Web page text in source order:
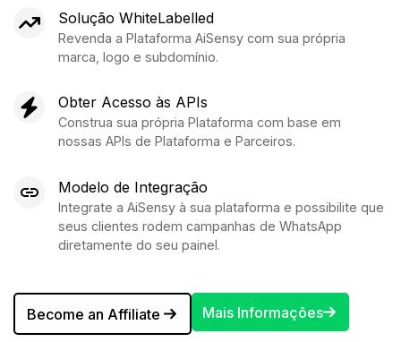
Solução WhiteLabelled
Revenda a Plataforma AiSensy com sua própria
marca, logo e subdomínio.
Obter Acesso às APIs
Construa sua própria Plataforma com base em
nossas APIs de Plataforma e Parceiros.
Modelo de Integração
Integrate a AiSensy à sua plataforma e possibilite que
seus clientes rodem campanhas de WhatsApp
diretamente do seu painel.
Become an Affiliate Mais Informações